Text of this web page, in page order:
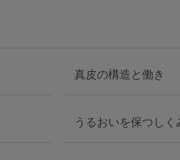
真皮の構造と働き
うるおいを保つしく